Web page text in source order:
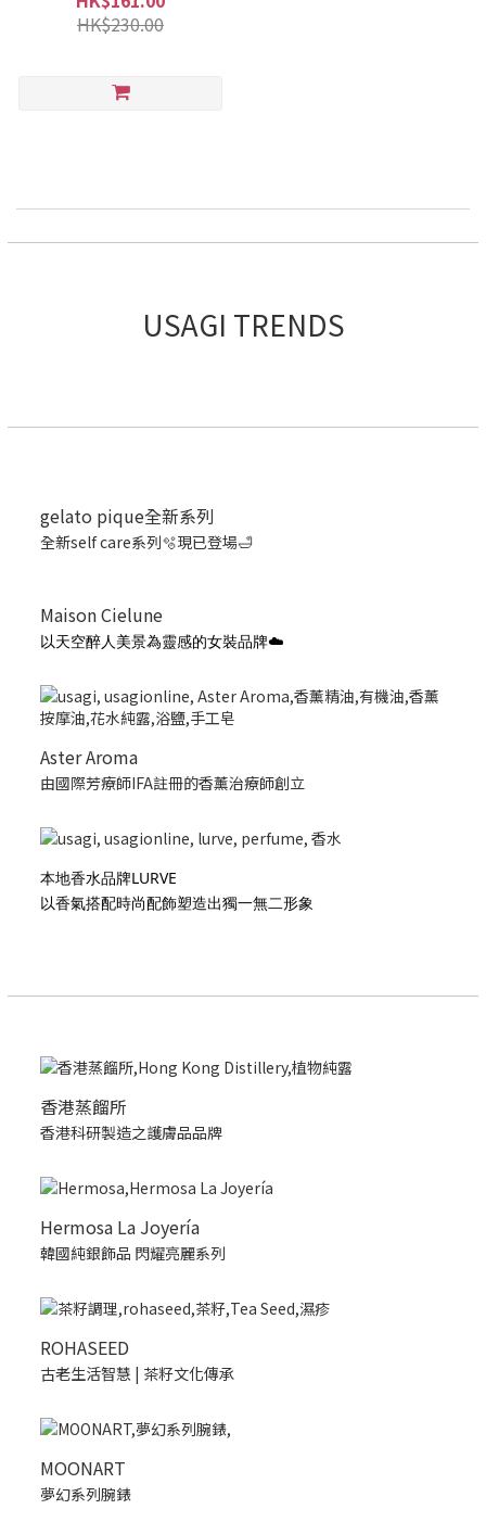
HK$230.00
USAGI TRENDS
gelato pique全新系列
全新self care系列🫧現已登場🛁
Maison Cielune
以天空醉人美景為靈感的女裝品牌☁️
Aster Aroma
由國際芳療師IFA註冊的香薰治療師創立
本地香水品牌LURVE
以香氣搭配時尚配飾塑造出獨一無二形象
香港蒸餾所
香港科研製造之護膚品品牌
Hermosa La Joyería
韓國純銀飾品 閃耀亮麗系列
ROHASEED
古老生活智慧 | 茶籽文化傳承
MOONART
夢幻系列腕錶